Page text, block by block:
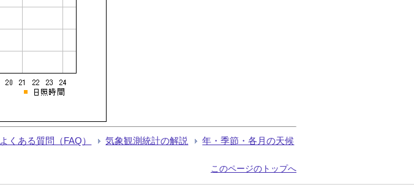
よくある質問（FAQ） 気象観測統計の解説 年・季節・各月の天候
このページのトップへ